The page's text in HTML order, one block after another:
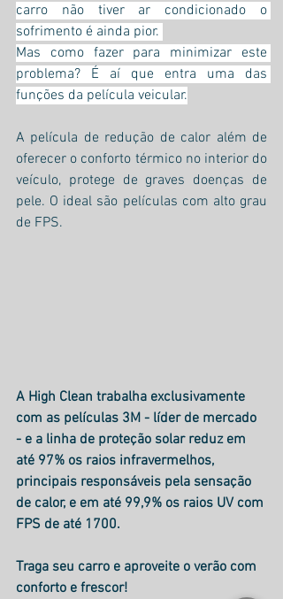
carro não tiver ar condicionado o
sofrimento é ainda pior.
Mas como fazer para minimizar este
problema? É aí que entra uma das
funções da película veicular.
A película de redução de calor além de
oferecer o conforto térmico no interior do
veículo, protege de graves doenças de
pele. O ideal são películas com alto grau
de FPS.
A High Clean trabalha exclusivamente
com as películas 3M - líder de mercado
- e a linha de proteção solar reduz em
até 97% os raios infravermelhos,
principais responsáveis pela sensação
de calor, e em até 99,9% os raios UV com
FPS de até 1700.
Traga seu carro e aproveite o verão com
conforto e frescor!